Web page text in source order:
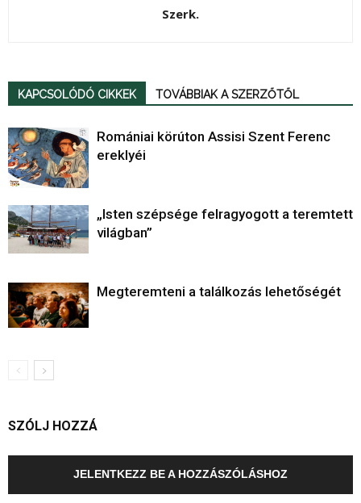
Szerk.
KAPCSOLÓDÓ CIKKEK TOVÁBBIAK A SZERZŐTŐL
Romániai körúton Assisi Szent Ferenc
ereklyéi
„Isten szépsége felragyogott a teremtett
világban”
Megteremteni a találkozás lehetőségét
SZÓLJ HOZZÁ
JELENTKEZZ BE A HOZZÁSZÓLÁSHOZ